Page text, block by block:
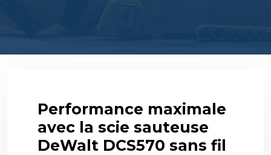
Performance maximale
avec la scie sauteuse
DeWalt DCS570 sans fil